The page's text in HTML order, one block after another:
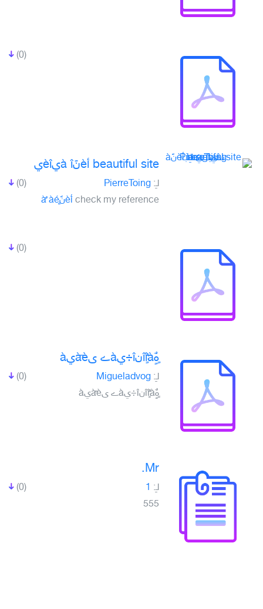
(0)
beautiful site أèنًà îيèîي
(0) لـِ: PierreToing
check my reference أèنًà ٌàéٍ
(0)
ٍهٌٍîîٌٍàنî÷يàے ىàّèيà
(0) لـِ: Migueladvog
ٍهٌٍîîٌٍàنî÷يàے ىàّèيà
Mr.
(0) لـِ: 1
555